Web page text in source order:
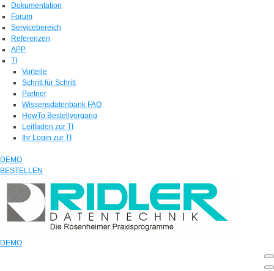
Dokumentation
Forum
Servicebereich
Referenzen
APP
TI
Vorteile
Schritt für Schritt
Partner
Wissensdatenbank FAQ
HowTo Bestellvorgang
Leitfaden zur TI
Ihr Login zur TI
DEMO
BESTELLEN
DEMO